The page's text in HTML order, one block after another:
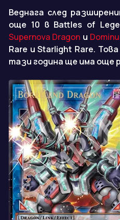
Веднага след
още 10 в Battles of
Supernova Dragon и
Rare и Starlight Rare.
тази година ще има още